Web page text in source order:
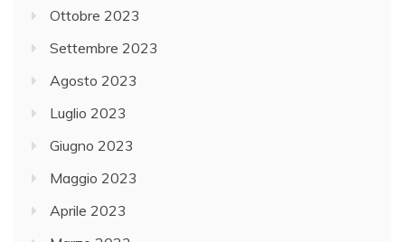
Ottobre 2023
Settembre 2023
Agosto 2023
Luglio 2023
Giugno 2023
Maggio 2023
Aprile 2023